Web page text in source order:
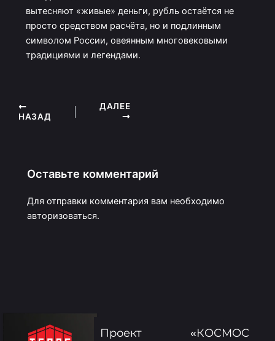
вытесняют «живые» деньги, рубль остаётся не
просто средством расчёта, но и подлинным
символом России, овеянным многовековыми
традициями и легендами.
НАЗАД
ДАЛЕЕ
Оставьте комментарий
Для отправки комментария вам необходимо
авторизоваться.
Проект
«КОСМОС